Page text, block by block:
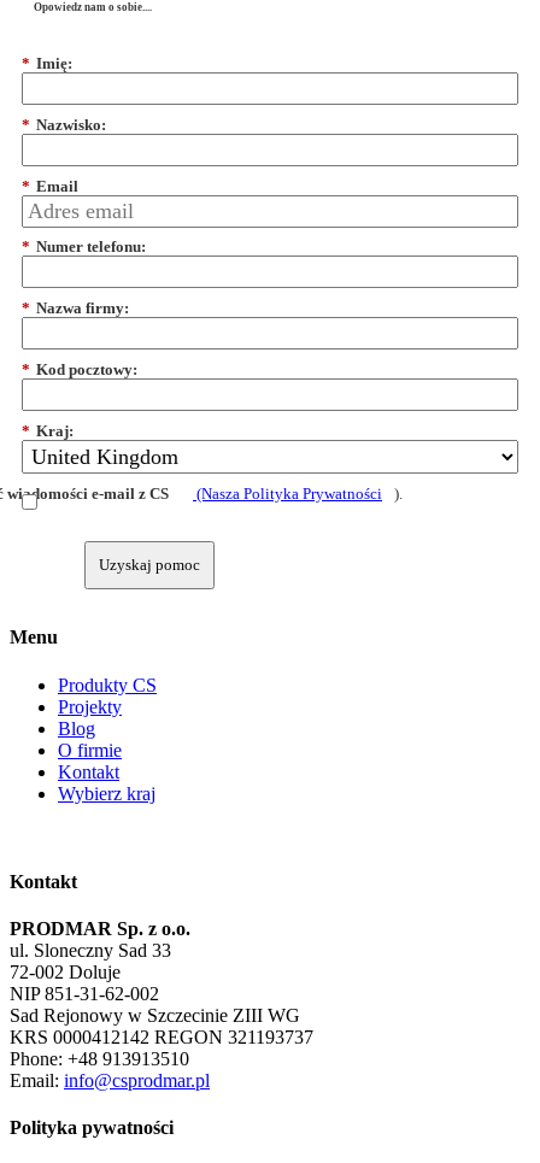
Opowiedz nam o sobie....
* Imię:
* Nazwisko:
* Email
* Numer telefonu:
* Nazwa firmy:
* Kod pocztowy:
* Kraj:
e-mail z CS (Nasza Polityka Prywatności ).
Uzyskaj pomoc
Menu
Produkty CS
Projekty
Blog
O firmie
Kontakt
Wybierz kraj
Kontakt
PRODMAR Sp. z o.o.
ul. Sloneczny Sad 33
72-002 Doluje
NIP 851-31-62-002
Sad Rejonowy w Szczecinie ZIII WG
KRS 0000412142 REGON 321193737
Phone: +48 913913510
Email: info@csprodmar.pl
Polityka pywatności